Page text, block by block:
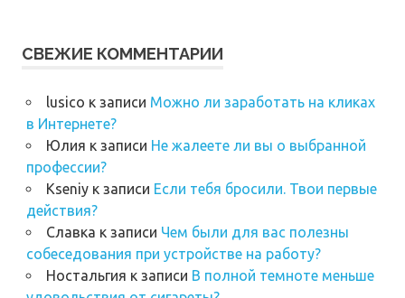
СВЕЖИЕ КОММЕНТАРИИ
lusico к записи Можно ли заработать на кликах
в Интернете?
Юлия к записи Не жалеете ли вы о выбранной
профессии?
Kseniyк записи Если тебя бросили. Твои первые
действия?
Славка к записи Чем были для вас полезны
собеседования при устройстве на работу?
Ностальгия к записи В полной темноте меньше